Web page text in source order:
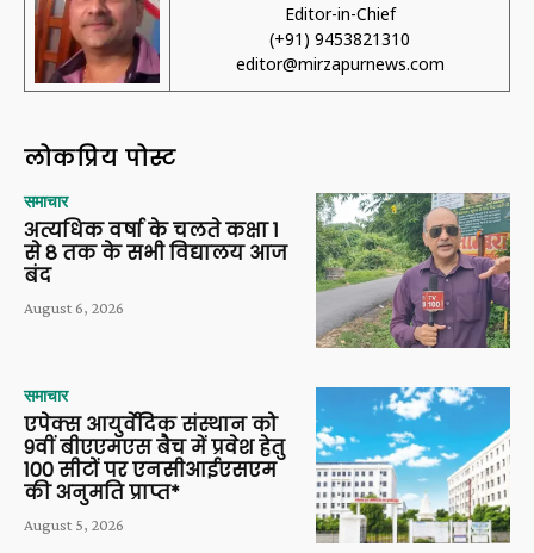
Editor-in-Chief
(+91) 9453821310
editor@mirzapurnews.com
लोकप्रिय पोस्ट
समाचार
अत्यधिक वर्षा के चलते कक्षा 1
से 8 तक के सभी विद्यालय आज
बंद
August 6, 2026
समाचार
एपेक्स आयुर्वेदिक संस्थान को
9वीं बीएएमएस बैच में प्रवेश हेतु
100 सीटों पर एनसीआईएसएम
की अनुमति प्राप्त*
August 5, 2026